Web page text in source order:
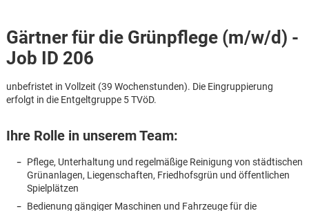
Gärtner für die Grünpflege (m/w/d) -
Job ID 206
unbefristet in Vollzeit (39 Wochenstunden). Die Eingruppierung
erfolgt in die Entgeltgruppe 5 TVöD.
Ihre Rolle in unserem Team:
Pflege, Unterhaltung und regelmäßige Reinigung von städtischen
Grünanlagen, Liegenschaften, Friedhofsgrün und öffentlichen
Spielplätzen
Bedienung gängiger Maschinen und Fahrzeuge für die
Karte anzeigen